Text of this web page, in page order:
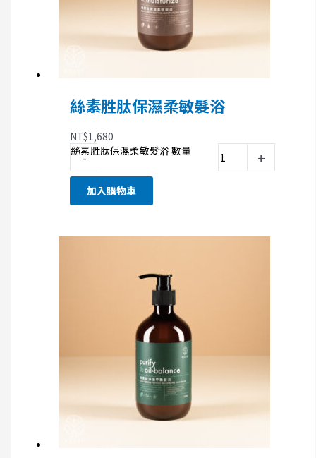
絲素胜肽保濕柔敏髮浴
NT$1,680
-
絲素胜肽保濕柔敏髮浴 數量 +
加入購物車